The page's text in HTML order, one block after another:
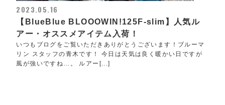
2023.05.16
【BlueBlue BLOOOWIN!125F-slim】人気ル
アー・オススメアイテム入荷！
いつもブログをご覧いただきありがとうございます！ブルーマ
リン スタッフの青木です！ 今日は天気は良く暖かい日ですが
風が強いですね…。 ルアー[...]